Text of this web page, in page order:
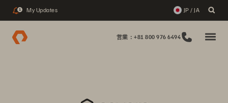
1 My Updates JP / JA
営業：+81 800 976 6494